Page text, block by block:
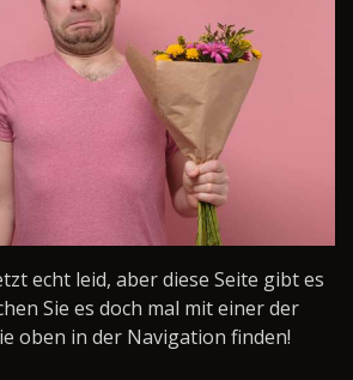
echt leid, aber diese Seite gibt es
Sie es doch mal mit einer der
oben in der Navigation finden!